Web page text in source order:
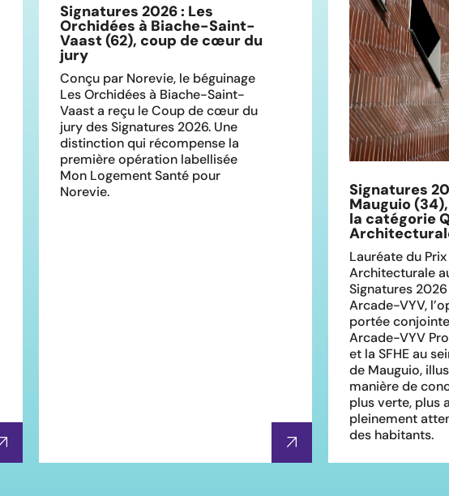
En savoir plus
Signatures 2026 : Les
Orchidées à Biache-Saint-
Vaast (62), coup de cœur du
jury
Conçu par Norevie, le béguinage
Les Orchidées à Biache-Saint-
Vaast a reçu le Coup de cœur du
jury des Signatures 2026. Une
distinction qui récompense la
première opération labellisée
Mon Logement Santé pour
Norevie.
En savoir plus
Signatures
Mauguio
la catégorie
Lauréate du
Architecturale
Signatures
Arcade-VYV,
portée
Arcade-VYV
et la SFHE au
de Mauguio,
manière de
plus verte, plus
pleinement
des habitants.